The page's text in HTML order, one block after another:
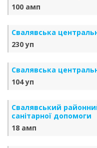
100 амп
Свалявська
230 уп
Свалявська
104 уп
Свалявський
санітарної допомоги
18 амп